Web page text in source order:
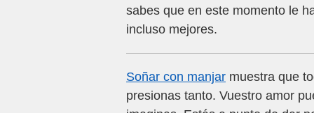
sabes que en este momento le
incluso mejores.
Soñar con manjar muestra que
presionas tanto. Vuestro amor